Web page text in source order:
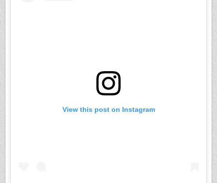
View this post on Instagram